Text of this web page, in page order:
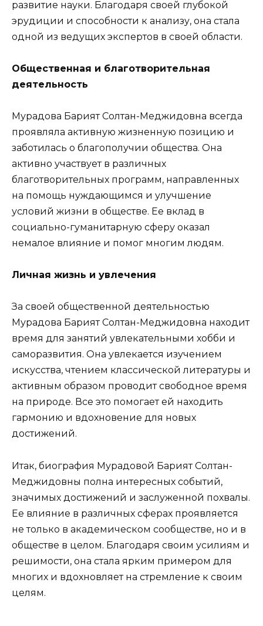
развитие науки. Благодаря своей глубокой
эрудиции и способности к анализу, она стала
одной из ведущих экспертов в своей области.
Общественная и благотворительная
деятельность
Мурадова Барият Солтан-Меджидовна всегда
проявляла активную жизненную позицию и
заботилась о благополучии общества. Она
активно участвует в различных
благотворительных программ, направленных
на помощь нуждающимся и улучшение
условий жизни в обществе. Ее вклад в
социально-гуманитарную сферу оказал
немалое влияние и помог многим людям.
Личная жизнь и увлечения
За своей общественной деятельностью
Мурадова Барият Солтан-Меджидовна находит
время для занятий увлекательными хобби и
саморазвития. Она увлекается изучением
искусства, чтением классической литературы и
активным образом проводит свободное время
на природе. Все это помогает ей находить
гармонию и вдохновение для новых
достижений.
Итак, биография Мурадовой Барият Солтан-
Меджидовны полна интересных событий,
значимых достижений и заслуженной похвалы.
Ее влияние в различных сферах проявляется
не только в академическом сообществе, но и в
обществе в целом. Благодаря своим усилиям и
решимости, она стала ярким примером для
многих и вдохновляет на стремление к своим
целям.